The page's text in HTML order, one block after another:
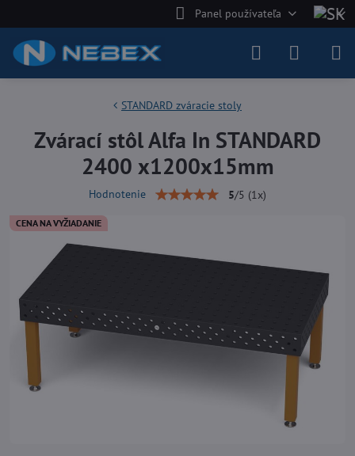
Panel používateľa
CENA NA VYŽIADANIE
STANDARD zváracie stoly
Zvárací stôl Alfa In STANDARD
2400 x1200x15mm
Hodnotenie 5/5 (1 x)